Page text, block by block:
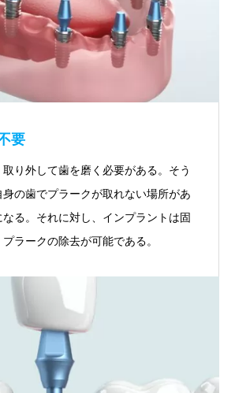
要
り外して歯を磨く必要がある。そう
身の歯でプラークが取れない場所があ
なる。それに対し、インプラントは固
ラークの除去が可能である。